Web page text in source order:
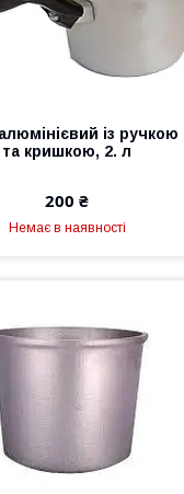
із ручкою
та кришкою, 2. л
200 ₴
Немає в наявності